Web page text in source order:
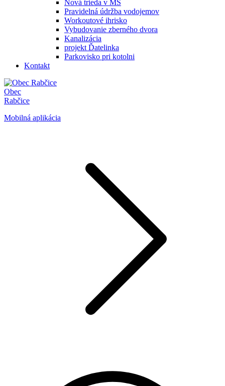
Nová trieda v MŠ
Pravidelná údržba vodojemov
Workoutové ihrisko
Vybudovanie zberného dvora
Kanalizácia
projekt Ďatelinka
Parkovisko pri kotolni
Kontakt
Obec
Rabčice
Mobilná aplikácia